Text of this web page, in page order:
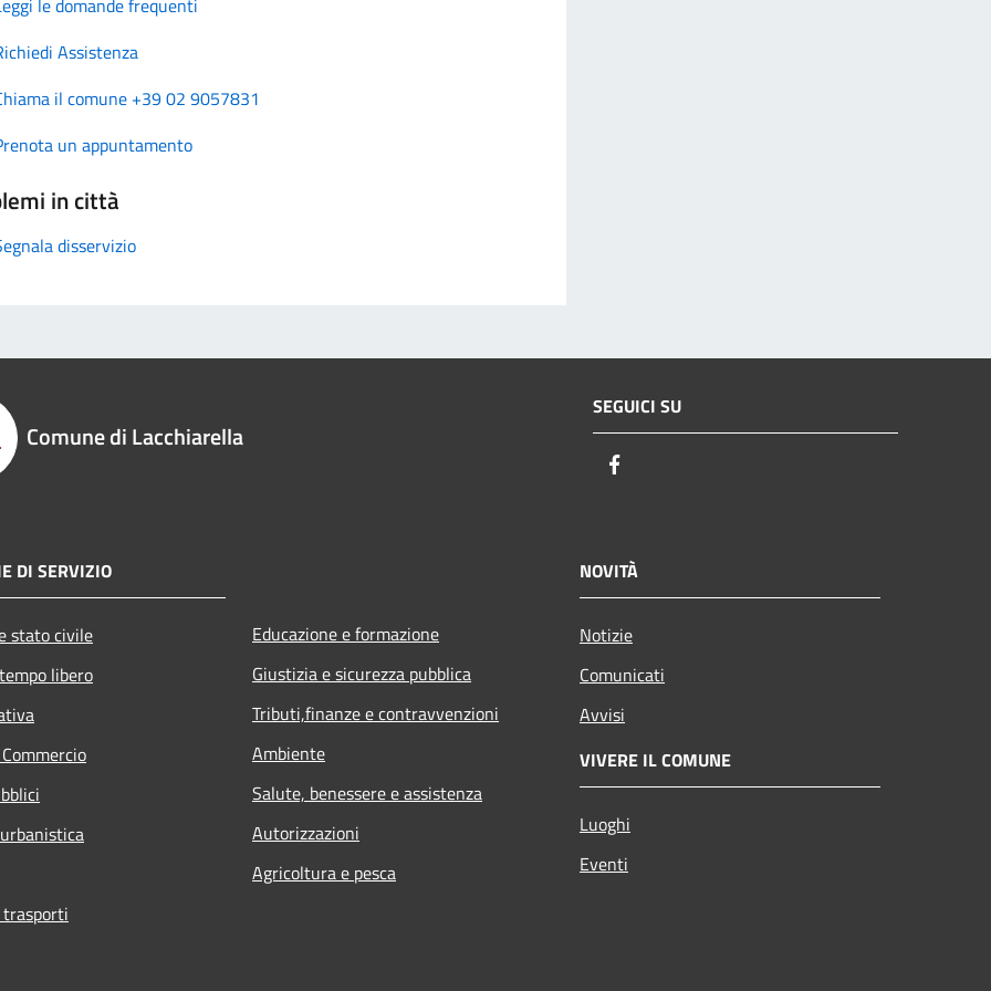
Assistenza
il comune +39 02 9057831
un appuntamento
in città
disservizio
Comune di Lacchiarella
SEGUICI SU
DI SERVIZIO
stato civile
libero
Educazione e formazione
Giustizia e sicurezza pubblica
Tributi,finanze e contravvenzioni
Ambiente
Salute, benessere e assistenza
Autorizzazioni
Agricoltura e pesca
NOVITÀ
Notizie
Comunicati
Avvisi
VIVERE IL COMUNE
Luoghi
Eventi